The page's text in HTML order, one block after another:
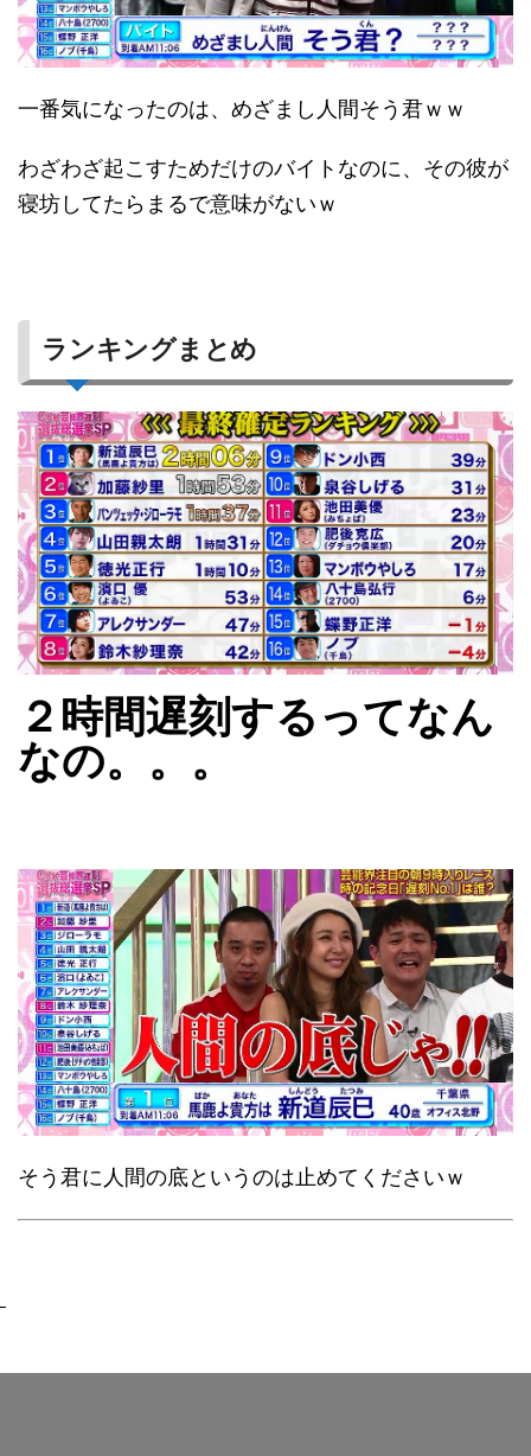
一番気になったのは、めざまし人間そう君ｗｗ
わざわざ起こすためだけのバイトなのに、その彼が
寝坊してたらまるで意味がないｗ
ランキングまとめ
２時間遅刻するってなん
なの。。。
そう君に人間の底というのは止めてくださいｗ